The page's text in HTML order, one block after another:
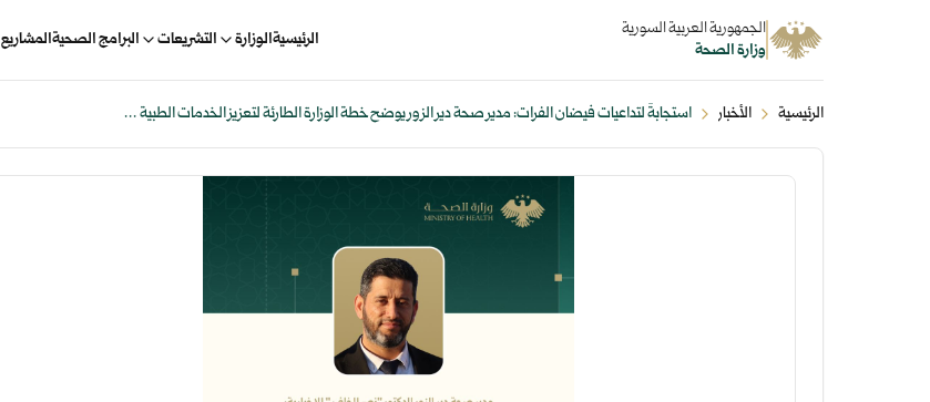
الجمهورية العربية السورية
وزارة الصحة
الرئيسيةالوزارة التشريعات البرامج الصحيةالمشاريع
الرئيسية الأخبار استجابةً لتداعيات فيضان الفرات: مدير صحة دير الزور يوضح خطة الوزارة الطارئة لتعزيز الخدمات الطبية ...